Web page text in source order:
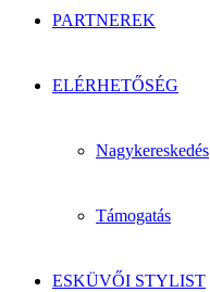
PARTNEREK
ELÉRHETŐSÉG
Nagykereskedés
Támogatás
ESKÜVŐI STYLIST